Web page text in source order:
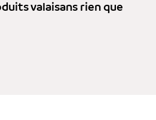
valaisans rien que